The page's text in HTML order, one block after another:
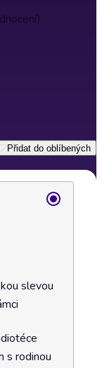
Přidat do oblíbených
slevou
s rodinou